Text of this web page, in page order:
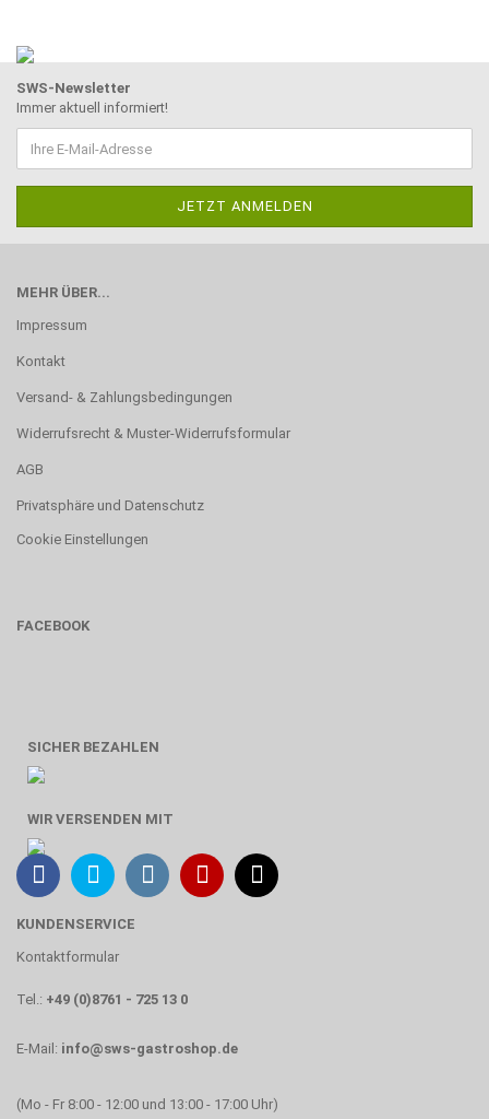
SWS-Newsletter
Immer aktuell informiert!
MEHR ÜBER...
Impressum
Kontakt
Versand- & Zahlungsbedingungen
Widerrufsrecht & Muster-Widerrufsformular
AGB
Privatsphäre und Datenschutz
Cookie Einstellungen
FACEBOOK
SICHER BEZAHLEN
WIR VERSENDEN MIT
KUNDENSERVICE
Kontaktformular
Tel.: +49 (0)8761 - 725 13 0
E-Mail: info@sws-gastroshop.de
(Mo - Fr 8:00 - 12:00 und 13:00 - 17:00 Uhr)